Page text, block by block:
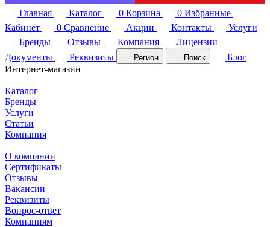
Главная Каталог 0 Корзина 0 Избранные
Кабинет
0 Сравнение Акции Контакты
Услуги
Бренды
Отзывы Компания
Лицензии
Документы
Реквизиты Регион Поиск
Блог
Интернет-магазин
Каталог
Бренды
Услуги
Статьи
Компания
О компании
Сертификаты
Отзывы
Вакансии
Реквизиты
Вопрос-ответ
Компаниям